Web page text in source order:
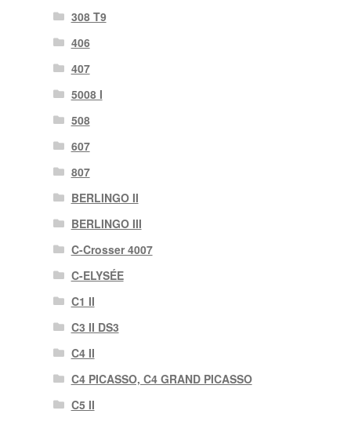
308 Τ9
406
407
5008 Ι
508
607
807
BERLINGO II
BERLINGO III
C-Crosser 4007
C-ELYSÉE
C1 II
C3 II DS3
C4 II
C4 PICASSO, C4 GRAND PICASSO
C5 II